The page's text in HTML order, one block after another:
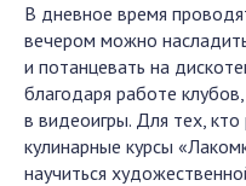
В дневное время
вечером можно
и потанцевать на
благодаря работе
в видеоигры. Для тех,
кулинарные курсы
научиться